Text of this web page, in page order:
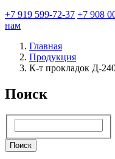
+7 919 599-72-37 +7 908
нам
Главная
Продукция
К-т прокладок Д-
Поиск
Поиск